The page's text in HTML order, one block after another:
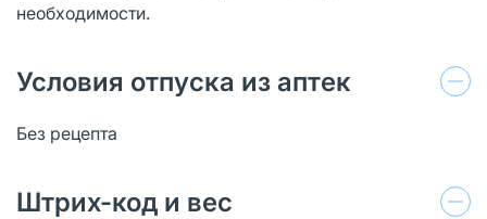
необходимости.
Условия отпуска из аптек
Без рецепта
Штрих-код и вес